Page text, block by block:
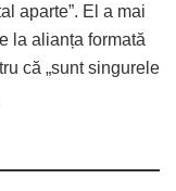
aparte”. El a mai
la alianța formată
că „sunt singurele